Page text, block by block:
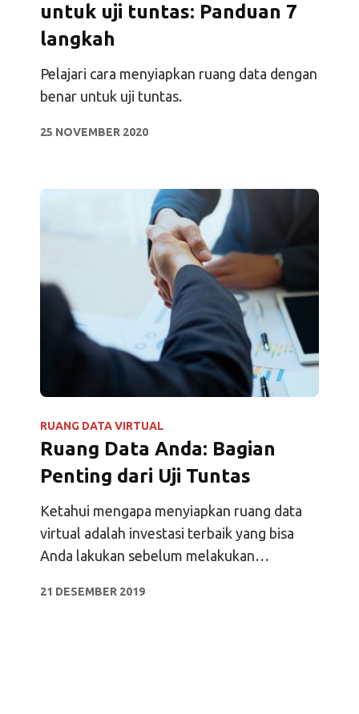
untuk uji tuntas: Panduan 7
langkah
Pelajari cara menyiapkan ruang data dengan
benar untuk uji tuntas.
25 NOVEMBER 2020
RUANG DATA VIRTUAL
Ruang Data Anda: Bagian
Penting dari Uji Tuntas
Ketahui mengapa menyiapkan ruang data
virtual adalah investasi terbaik yang bisa
Anda lakukan sebelum melakukan
21 DESEMBER 2019